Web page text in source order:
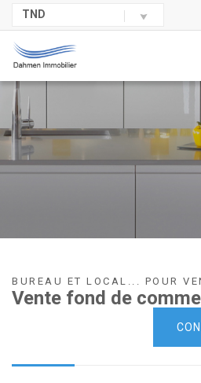
TND
BUREAU ET LOCAL... POUR